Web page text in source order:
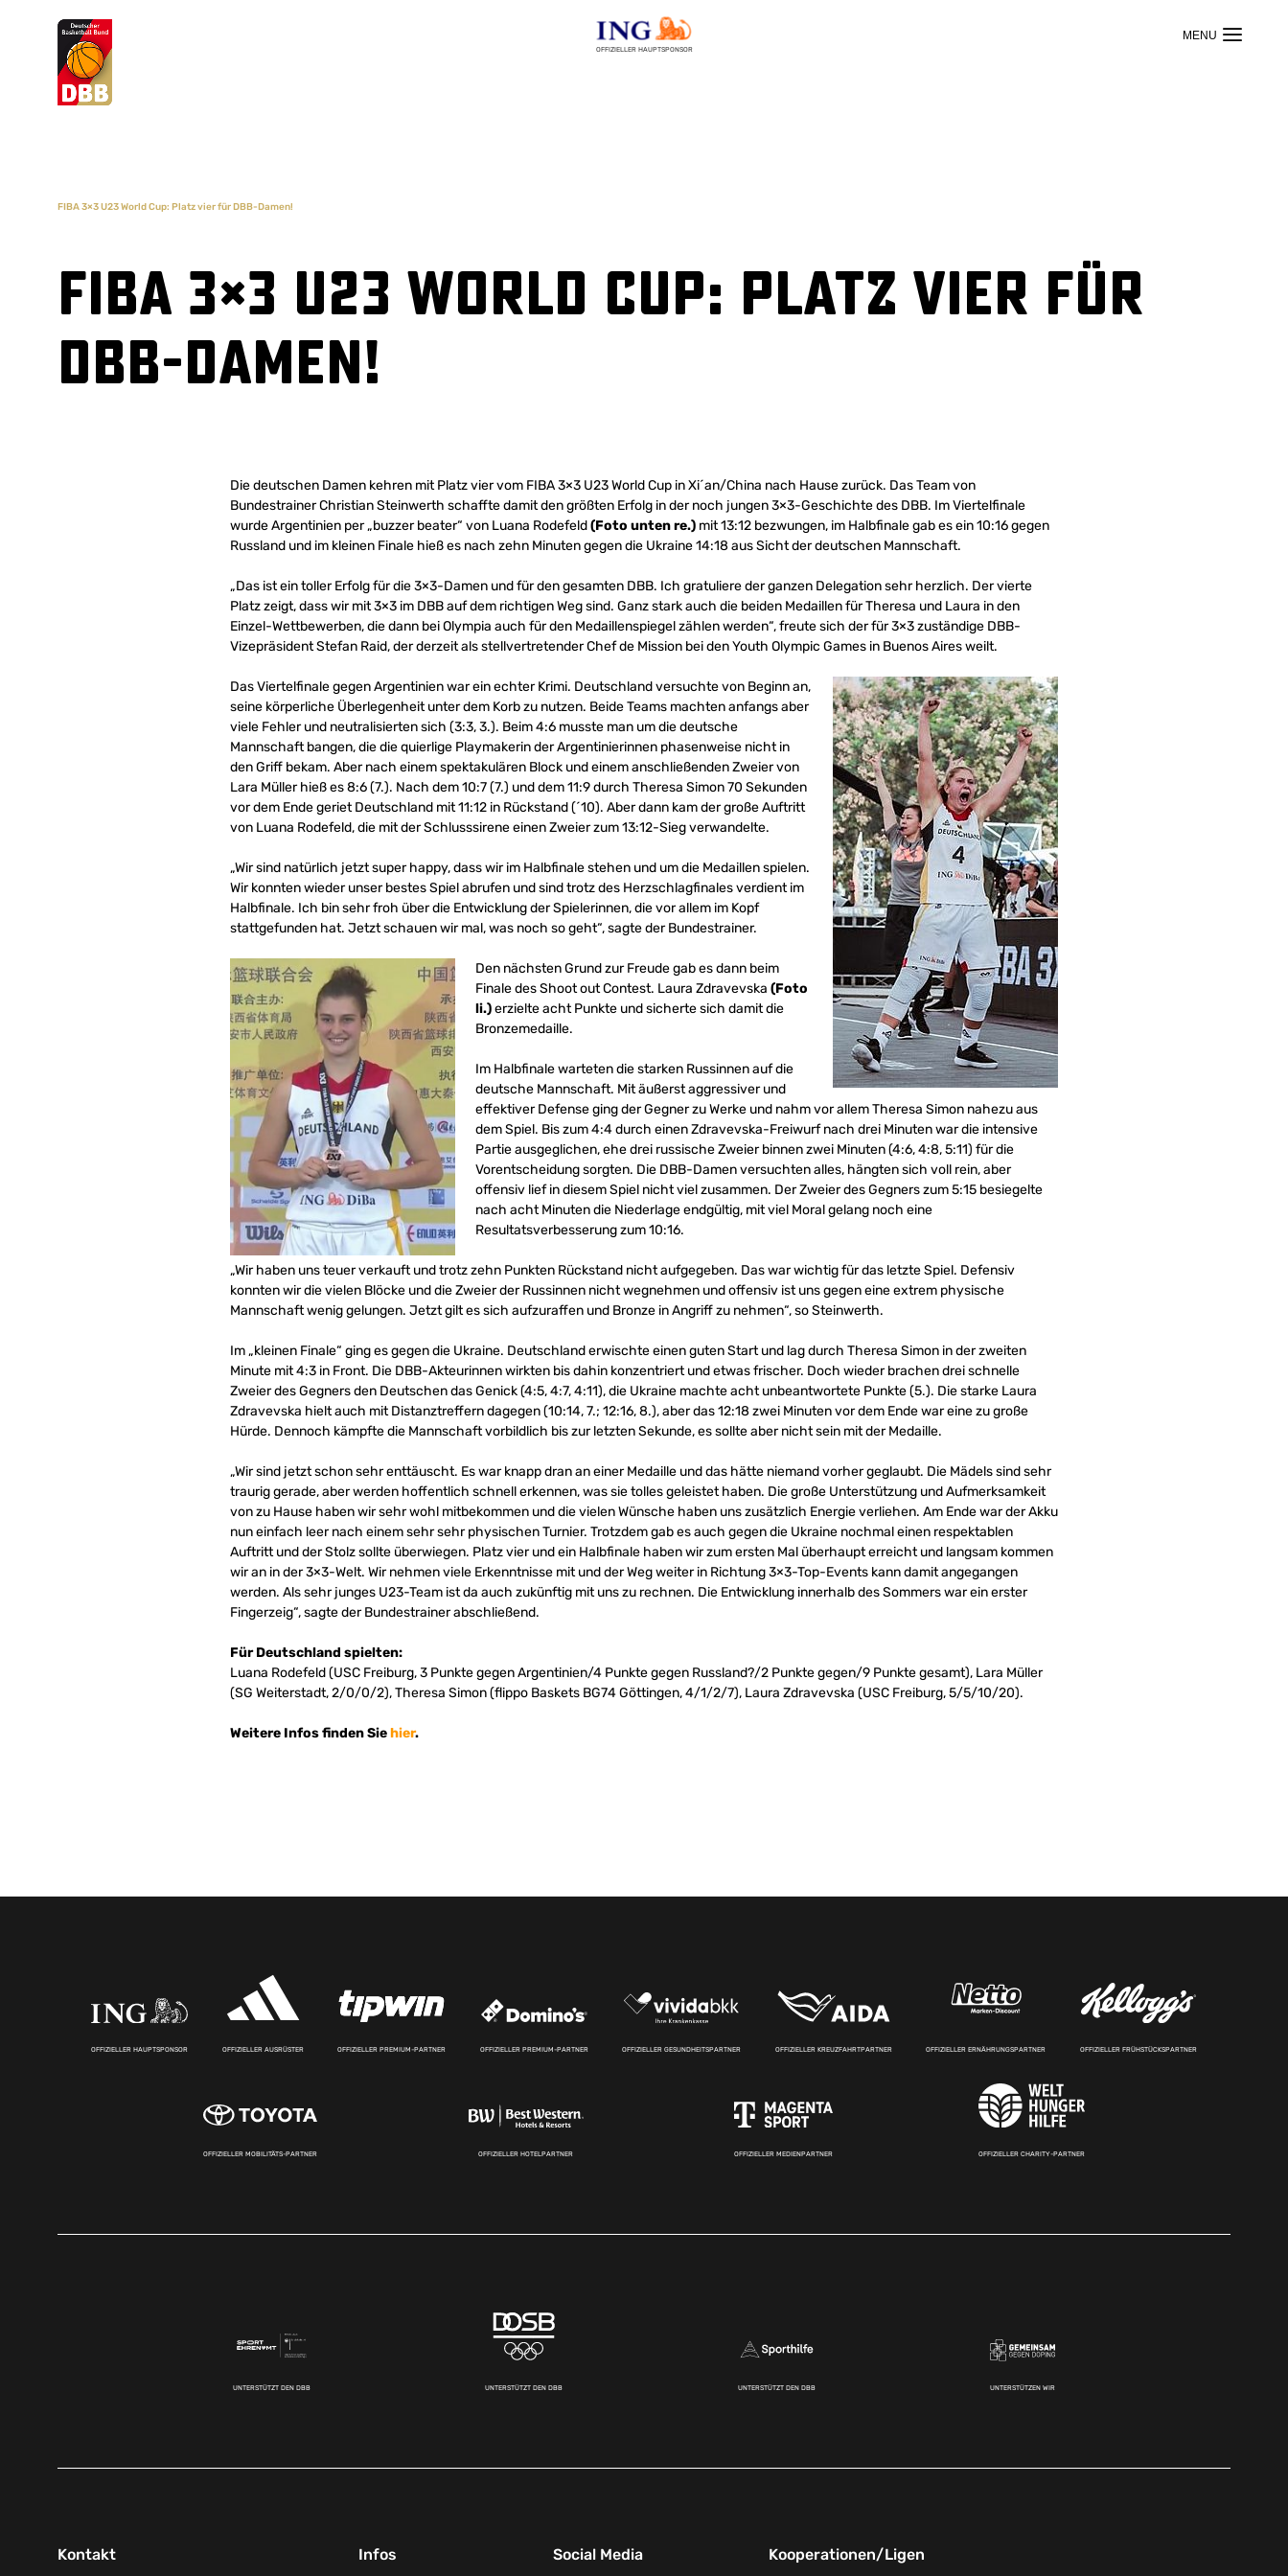
OFFIZIELLER HAUPTSPONSOR
Suchvorschläge
FIBA 3×3 U23 World Cup: Platz vier für DBB-Damen!
FIBA 3×3 U23 World Cup: Platz vier für
DBB-Damen!
Die deutschen Damen kehren mit Platz vier vom FIBA 3×3 U23 World Cup in Xi´an/China nach Hause zurück. Das Team von
Bundestrainer Christian Steinwerth schaffte damit den größten Erfolg in der noch jungen 3×3-Geschichte des DBB. Im Viertelfinale
wurde Argentinien per „buzzer beater“ von Luana Rodefeld(Foto unten re.) mit 13:12 bezwungen, im Halbfinale gab es ein 10:16 gegen
Russland und im kleinen Finale hieß es nach zehn Minuten gegen die Ukraine 14:18 aus Sicht der deutschen Mannschaft.
„Das ist ein toller Erfolg für die 3×3-Damen und für den gesamten DBB. Ich gratuliere der ganzen Delegation sehr herzlich. Der vierte
Platz zeigt, dass wir mit 3×3 im DBB auf dem richtigen Weg sind. Ganz stark auch die beiden Medaillen für Theresa und Laura in den
Einzel-Wettbewerben, die dann bei Olympia auch für den Medaillenspiegel zählen werden“, freute sich der für 3×3 zuständige DBB-
Vizepräsident Stefan Raid, der derzeit als stellvertretender Chef de Mission bei den Youth Olympic Games in Buenos Aires weilt.
Das Viertelfinale gegen Argentinien war ein echter Krimi. Deutschland versuchte von Beginn an,
seine körperliche Überlegenheit unter dem Korb zu nutzen. Beide Teams machten anfangs aber
viele Fehler und neutralisierten sich (3:3, 3.). Beim 4:6 musste man um die deutsche
Mannschaft bangen, die die quierlige Playmakerin der Argentinierinnen phasenweise nicht in
den Griff bekam. Aber nach einem spektakulären Block und einem anschließenden Zweier von
Lara Müller hieß es 8:6 (7.). Nach dem 10:7 (7.) und dem 11:9 durch Theresa Simon 70 Sekunden
vor dem Ende geriet Deutschland mit 11:12 in Rückstand (´10). Aber dann kam der große Auftritt
von Luana Rodefeld, die mit der Schlusssirene einen Zweier zum 13:12-Sieg verwandelte.
„Wir sind natürlich jetzt super happy, dass wir im Halbfinale stehen und um die Medaillen spielen.
Wir konnten wieder unser bestes Spiel abrufen und sind trotz des Herzschlagfinales verdient im
Halbfinale. Ich bin sehr froh über die Entwicklung der Spielerinnen, die vor allem im Kopf
stattgefunden hat. Jetzt schauen wir mal, was noch so geht“, sagte der Bundestrainer.
Den nächsten Grund zur Freude gab es dann beim
Finale des Shoot out Contest. Laura Zdravevska (Foto
li.)erzielte acht Punkte und sicherte sich damit die
Bronzemedaille.
Im Halbfinale warteten die starken Russinnen auf die
deutsche Mannschaft. Mit äußerst aggressiver und
effektiver Defense ging der Gegner zu Werke und nahm vor allem Theresa Simon nahezu aus
dem Spiel. Bis zum 4:4 durch einen Zdravevska-Freiwurf nach drei Minuten war die intensive
Partie ausgeglichen, ehe drei russische Zweier binnen zwei Minuten (4:6, 4:8, 5:11) für die
Vorentscheidung sorgten. Die DBB-Damen versuchten alles, hängten sich voll rein, aber
offensiv lief in diesem Spiel nicht viel zusammen. Der Zweier des Gegners zum 5:15 besiegelte
nach acht Minuten die Niederlage endgültig, mit viel Moral gelang noch eine
Resultatsverbesserung zum 10:16.
„Wir haben uns teuer verkauft und trotz zehn Punkten Rückstand nicht aufgegeben. Das war wichtig für das letzte Spiel. Defensiv
konnten wir die vielen Blöcke und die Zweier der Russinnen nicht wegnehmen und offensiv ist uns gegen eine extrem physische
Mannschaft wenig gelungen. Jetzt gilt es sich aufzuraffen und Bronze in Angriff zu nehmen“, so Steinwerth.
Im „kleinen Finale“ ging es gegen die Ukraine. Deutschland erwischte einen guten Start und lag durch Theresa Simon in der zweiten
Minute mit 4:3 in Front. Die DBB-Akteurinnen wirkten bis dahin konzentriert und etwas frischer. Doch wieder brachen drei schnelle
Zweier des Gegners den Deutschen das Genick (4:5, 4:7, 4:11), die Ukraine machte acht unbeantwortete Punkte (5.). Die starke Laura
Zdravevska hielt auch mit Distanztreffern dagegen (10:14, 7.; 12:16, 8.), aber das 12:18 zwei Minuten vor dem Ende war eine zu große
Hürde. Dennoch kämpfte die Mannschaft vorbildlich bis zur letzten Sekunde, es sollte aber nicht sein mit der Medaille.
„Wir sind jetzt schon sehr enttäuscht. Es war knapp dran an einer Medaille und das hätte niemand vorher geglaubt. Die Mädels sind sehr
traurig gerade, aber werden hoffentlich schnell erkennen, was sie tolles geleistet haben. Die große Unterstützung und Aufmerksamkeit
von zu Hause haben wir sehr wohl mitbekommen und die vielen Wünsche haben uns zusätzlich Energie verliehen. Am Ende war der Akku
nun einfach leer nach einem sehr sehr physischen Turnier. Trotzdem gab es auch gegen die Ukraine nochmal einen respektablen
Auftritt und der Stolz sollte überwiegen. Platz vier und ein Halbfinale haben wir zum ersten Mal überhaupt erreicht und langsam kommen
wir an in der 3×3-Welt. Wir nehmen viele Erkenntnisse mit und der Weg weiter in Richtung 3×3-Top-Events kann damit angegangen
werden. Als sehr junges U23-Team ist da auch zukünftig mit uns zu rechnen. Die Entwicklung innerhalb des Sommers war ein erster
Fingerzeig“, sagte der Bundestrainer abschließend.
Für Deutschland spielten:
Luana Rodefeld (USC Freiburg, 3 Punkte gegen Argentinien/4 Punkte gegen Russland?/2 Punkte gegen/9 Punkte gesamt), Lara Müller
(SG Weiterstadt, 2/0/0/2), Theresa Simon (flippo Baskets BG74 Göttingen, 4/1/2/7), Laura Zdravevska (USC Freiburg, 5/5/10/20).
Weitere Infos finden Siehier.
OFFIZIELLER HAUPTSPONSOR OFFIZIELLER AUSRÜSTER OFFIZIELLER PREMIUM-PARTNER OFFIZIELLER PREMIUM-PARTNER OFFIZIELLER GESUNDHEITSPARTNER OFFIZIELLER KREUZFAHRTPARTNER OFFIZIELLER ERNÄHRUNGSPARTNER OFFIZIELLER FRÜHSTÜCKSPARTNER
OFFIZIELLER MOBILITÄTS-PARTNER OFFIZIELLER HOTELPARTNER OFFIZIELLER MEDIENPARTNER OFFIZIELLER CHARITY-PARTNER
UNTERSTÜTZT DEN DBB UNTERSTÜTZT DEN DBB UNTERSTÜTZT DEN DBB UNTERSTÜTZEN WIR
Kontakt Infos Social Media Kooperationen/Ligen